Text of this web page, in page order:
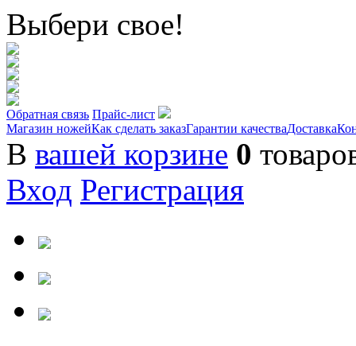
Выбери свое!
Обратная связь Прайс-лист
Магазин ножейКак сделать заказГарантии качестваДоставка
В вашей корзине 0
Вход Регистрация